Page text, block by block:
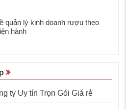
quản lý kinh doanh rượu theo
hành
ty Uy tín Trọn Gói Giá rẻ